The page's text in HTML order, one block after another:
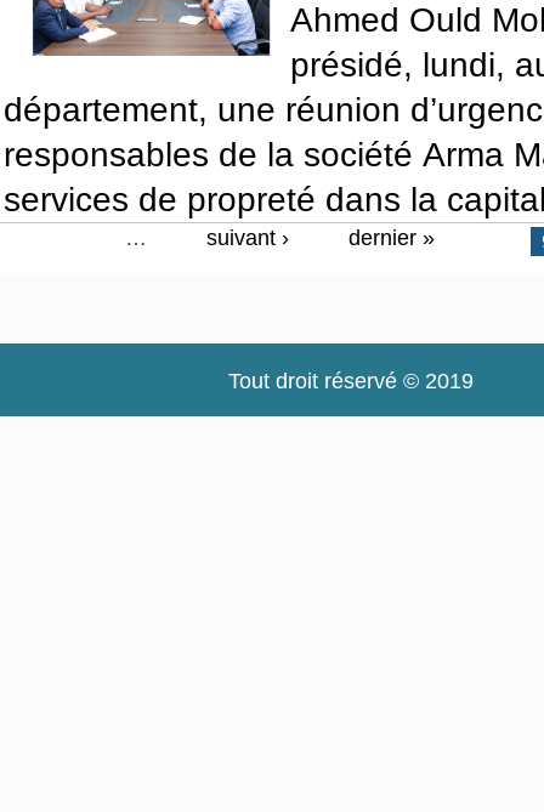
Ahmed Ould
présidé, lundi,
département, une réunion
responsables de la société Arma
services de propreté dans la
… suivant › dernier »
Tout droit réservé © 2019